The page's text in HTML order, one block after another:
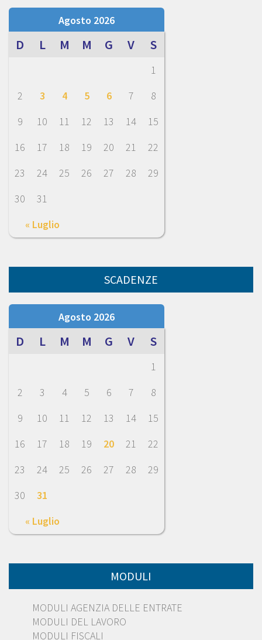
Agosto 2026
D L M M G V S
« Luglio
1
2
3 4 5 6 7
8
9
10 11 12 13 14
15
16
17 18 19 20 21
22
23
24 25 26 27 28
29
30
31
SCADENZE
Agosto 2026
D L M M G V S
« Luglio
1
2
3 4 5 6 7
8
9
10 11 12 13 14
15
16
17 18 19 20 21
22
23
24 25 26 27 28
29
30
31
MODULI
MODULI AGENZIA DELLE ENTRATE
MODULI DEL LAVORO
MODULI FISCALI